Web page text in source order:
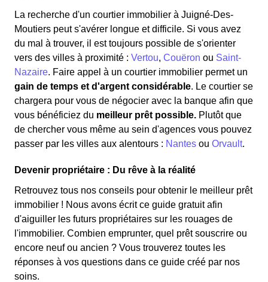
La recherche d'un courtier immobilier à Juigné-Des-
Moutiers peut s'avérer longue et difficile. Si vous avez
du mal à trouver, il est toujours possible de s'orienter
vers des villes à proximité : Vertou, Couëron ou Saint-
Nazaire. Faire appel à un courtier immobilier permet un
gain de temps et d'argent considérable. Le courtier se
chargera pour vous de négocier avec la banque afin que
vous bénéficiez du meilleur prêt possible. Plutôt que
de chercher vous même au sein d'agences vous pouvez
passer par les villes aux alentours : Nantes ou Orvault.
Devenir propriétaire : Du rêve à la réalité
Retrouvez tous nos conseils pour obtenir le meilleur prêt
immobilier ! Nous avons écrit ce guide gratuit afin
d'aiguiller les futurs propriétaires sur les rouages de
l'immobilier. Combien emprunter, quel prêt souscrire ou
encore neuf ou ancien ? Vous trouverez toutes les
réponses à vos questions dans ce guide créé par nos
soins.